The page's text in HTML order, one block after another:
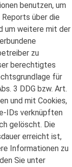
benutzen, um
Reports über die
um weitere mit der
zu
berechtigtes
für
3 DDG bzw. Art.
und mit Cookies,
IDs verknüpften
gelöscht. Die
erreicht ist,
Informationen zu
Sie unter